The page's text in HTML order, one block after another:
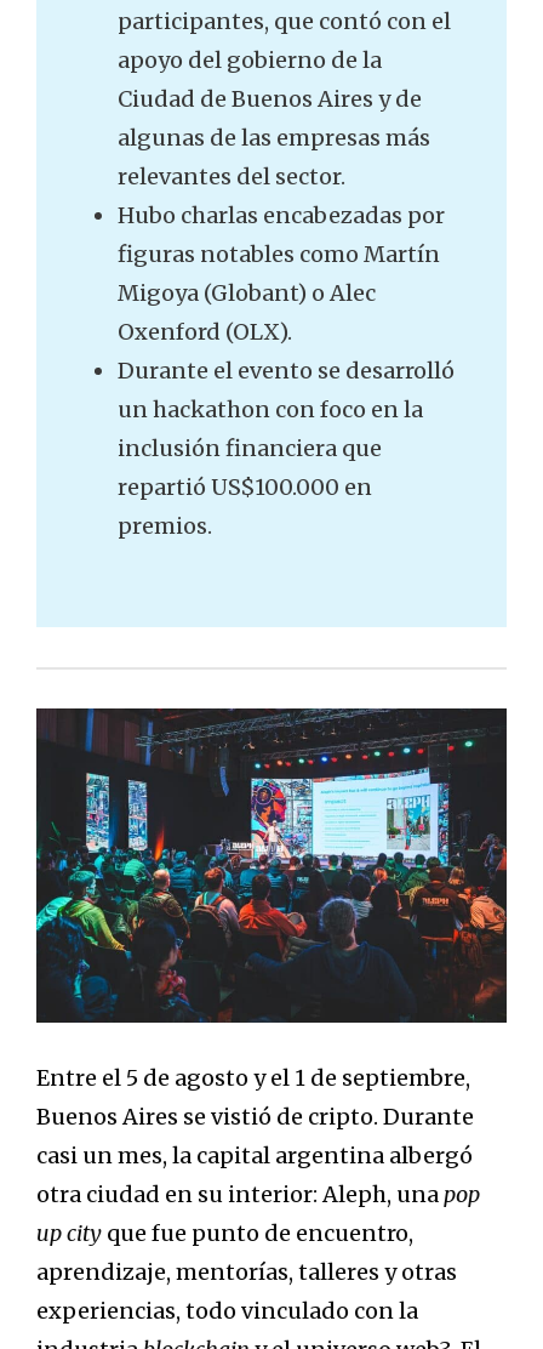
participantes, que contó con el
apoyo del gobierno de la
Ciudad de Buenos Aires y de
algunas de las empresas más
relevantes del sector.
Hubo charlas encabezadas por
figuras notables como Martín
Migoya (Globant) o Alec
Oxenford (OLX).
Durante el evento se desarrolló
un hackathon con foco en la
inclusión financiera que
repartió US$100.000 en
premios.
Entre el 5 de agosto y el 1 de septiembre,
Buenos Aires se vistió de cripto. Durante
casi un mes, la capital argentina albergó
otra ciudad en su interior: Aleph, unapop
up city que fue punto de encuentro,
aprendizaje, mentorías, talleres y otras
experiencias, todo vinculado con la